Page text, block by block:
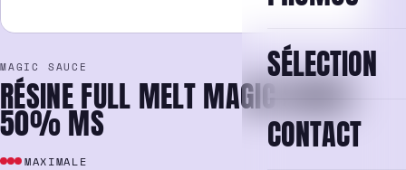
SÉLECTION
CONTACT
MAGIC SAUCE
RÉSINE FULL MELT MAGIC SAUCE
50% MS
MAXIMALE